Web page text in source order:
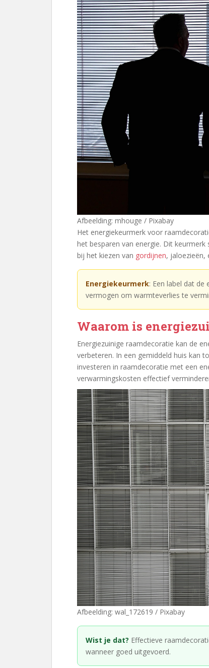
Afbeelding: mhouge / Pixabay
Het energiekeurmerk voor
het besparen van energie. Dit
bij het kiezen van gordijnen, jaloezieën,
Energiekeurmerk: Een label dat
vermogen om warmteverlies te
Waarom is
Energiezuinige raamdecoratie kan de
verbeteren. In een gemiddeld huis kan
investeren in raamdecoratie met een
verwarmingskosten effectief
Afbeelding: wal_172619 / Pixabay
Wist je dat? Effectieve
wanneer goed uitgevoerd.